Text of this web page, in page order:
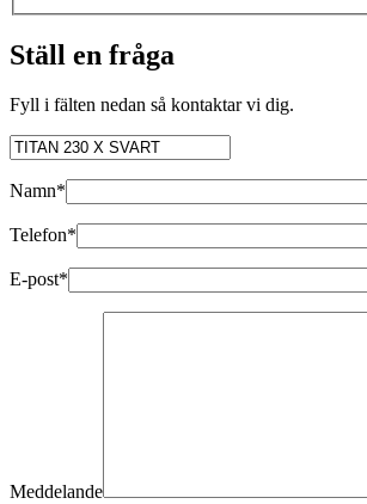
Ställ en fråga
Fyll i fälten nedan så kontaktar vi dig.
Namn*
Telefon*
E-post*
Meddelande